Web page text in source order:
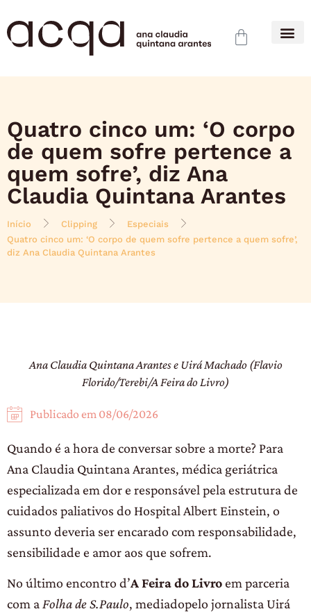
Quatro cinco um: ‘O corpo
de quem sofre pertence a
quem sofre’, diz Ana
Claudia Quintana Arantes
Início Clipping
Especiais
Quatro cinco um: ‘O corpo de quem sofre pertence a quem sofre’,
diz Ana Claudia Quintana Arantes
Ana Claudia Quintana Arantes e Uirá Machado (Flavio
Florido/Terebi/A Feira do Livro)
Publicado em 08/06/2026
Quando é a hora de conversar sobre a morte? Para
Ana Claudia Quintana Arantes, médica geriátrica
especializada em dor e responsável pela estrutura de
cuidados paliativos do Hospital Albert Einstein, o
assunto deveria ser encarado com responsabilidade,
sensibilidade e amor aos que sofrem.
No último encontro d’A Feira do Livroem parceria
com a Folha de S.Paulo, mediadopelo jornalista Uirá